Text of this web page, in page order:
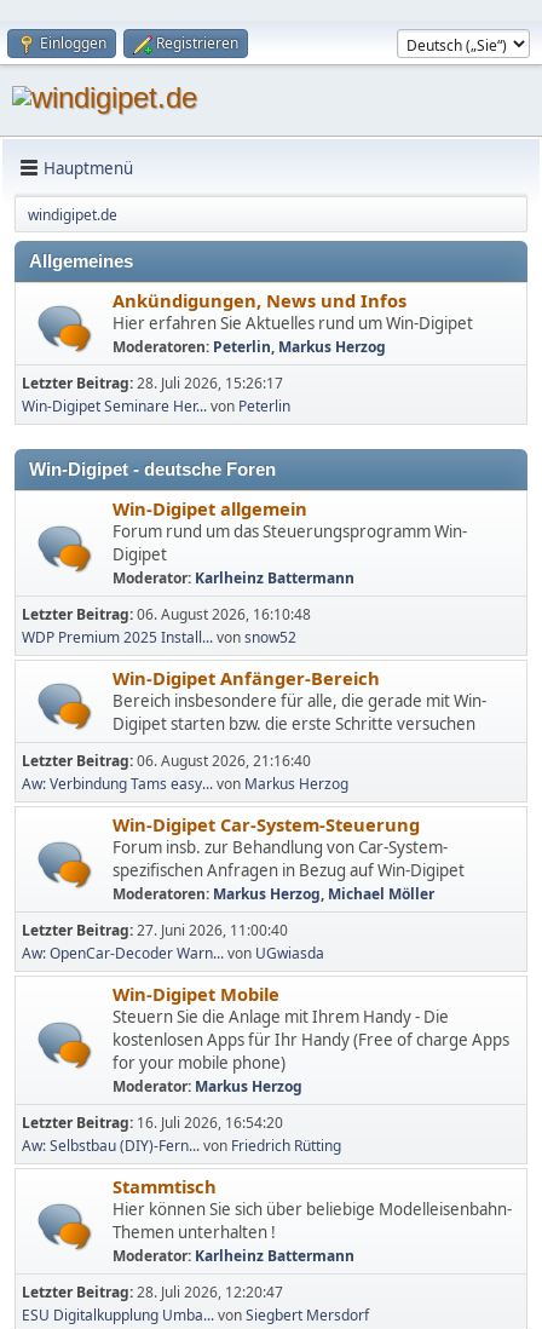
Einloggen Registrieren
Hauptmenü
windigipet.de
Allgemeines
Ankündigungen, News und Infos
Hier erfahren Sie Aktuelles rund um Win-Digipet
Moderatoren: Peterlin, Markus Herzog
Letzter Beitrag:28. Juli 2026, 15:26:17
Win-Digipet Seminare Her...von Peterlin
Win-Digipet - deutsche Foren
Win-Digipet allgemein
Forum rund um das Steuerungsprogramm Win-
Digipet
Moderator: Karlheinz Battermann
Letzter Beitrag:06. August 2026, 16:10:48
WDP Premium 2025 Install...vonsnow52
Win-Digipet Anfänger-Bereich
Bereich insbesondere für alle, die gerade mit Win-
Digipet starten bzw. die erste Schritte versuchen
Letzter Beitrag:06. August 2026, 21:16:40
Aw: Verbindung Tams easy...von Markus Herzog
Win-Digipet Car-System-Steuerung
Forum insb. zur Behandlung von Car-System-
spezifischen Anfragen in Bezug auf Win-Digipet
Moderatoren: Markus Herzog, Michael Möller
Letzter Beitrag:27. Juni 2026, 11:00:40
Aw: OpenCar-Decoder Warn...von UGwiasda
Win-Digipet Mobile
Steuern Sie die Anlage mit Ihrem Handy - Die
kostenlosen Apps für Ihr Handy (Free of charge Apps
for your mobile phone)
Moderator: Markus Herzog
Letzter Beitrag: 16. Juli 2026, 16:54:20
Aw: Selbstbau (DIY)-Fern...von Friedrich Rütting
Stammtisch
Hier können Sie sich über beliebige Modelleisenbahn-
Themen unterhalten !
Moderator: Karlheinz Battermann
Letzter Beitrag:28. Juli 2026, 12:20:47
ESU Digitalkupplung Umba...vonSiegbert Mersdorf